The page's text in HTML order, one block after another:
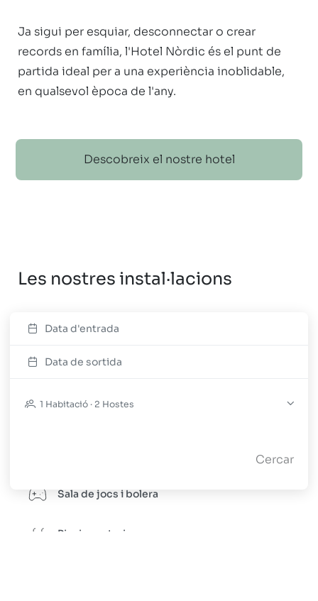
Data d'entrada
Data de sortida
1 Habitació · 2 Hostes
Cercar
Ja sigui per esquiar, desconnectar o crear
records en família, l'Hotel Nòrdic és el punt de
partida ideal per a una experiència inoblidable,
en qualsevol època de l'any.
Descobreix el nostre hotel
Les nostres instal·lacions
Pàrquing
Sala de jocs i bolera
Piscina exterior